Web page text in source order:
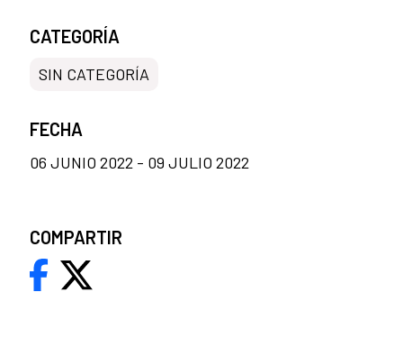
CATEGORÍA
SIN CATEGORÍA
FECHA
06 JUNIO 2022 - 09 JULIO 2022
COMPARTIR